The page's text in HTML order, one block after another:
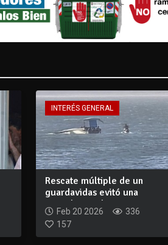
INTERÉS GENERAL
Rescate múltiple de un
guardavidas evitó una
tragedia en pla...
Feb 20 2026
336
157